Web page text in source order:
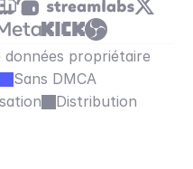
propriétaire
Sans DMCA
Distribution